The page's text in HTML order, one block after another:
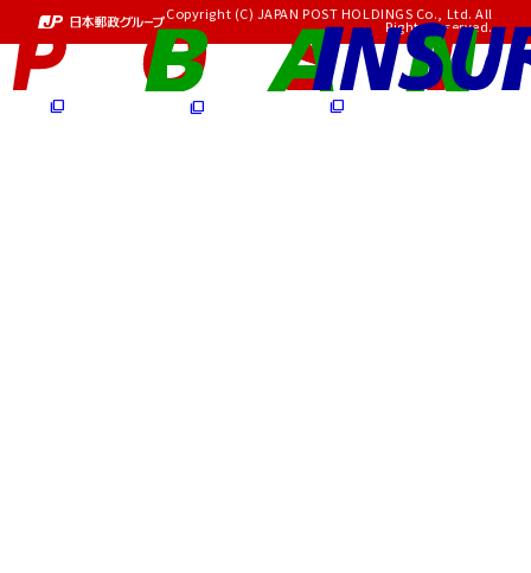
Copyright (C) JAPAN POST HOLDINGS Co., Ltd. All
Rights Reserved.